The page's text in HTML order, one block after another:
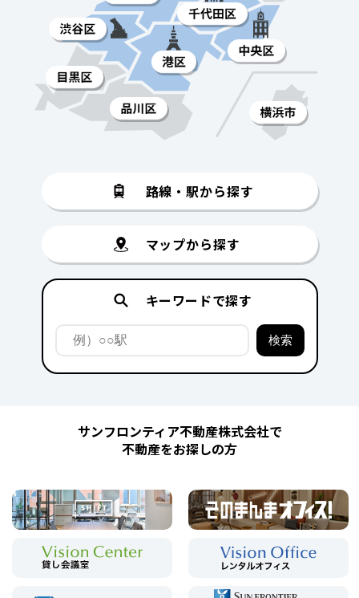
路線・駅から探す
マップから探す
キーワードで探す
サンフロンティア不動産株式会社で
不動産をお探しの方